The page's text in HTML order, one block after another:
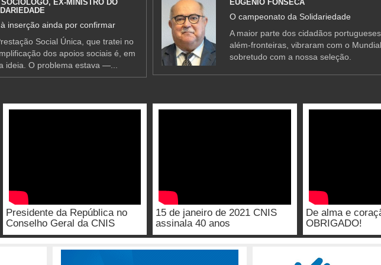
EX-MINISTRO DO
inserção ainda por confirmar
Social Única, que tratei no
dos apoios sociais é, em
ideia. O problema estava —...
EUGÉNIO FONSECA
O campeonato da Solidariedade
A maior parte dos cidadãos
além-fronteiras, vibraram com o
sobretudo com a nossa seleção.
Presidente da República no
Conselho Geral da CNIS
15 de janeiro de 2021 CNIS
assinala 40 anos
De alma e
OBRIGADO!